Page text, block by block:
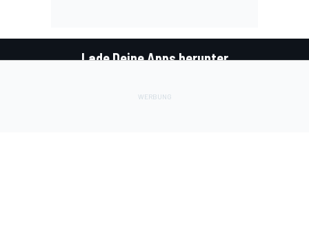
Lade Deine Apps herunter